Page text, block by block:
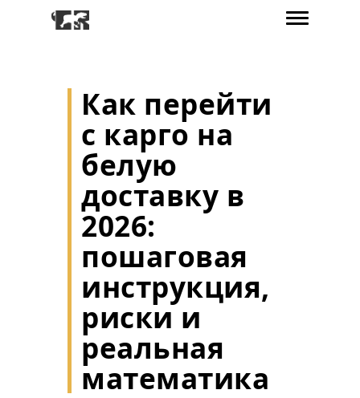
Как перейти
с карго на
белую
доставку в
2026:
пошаговая
инструкция,
риски и
реальная
математика